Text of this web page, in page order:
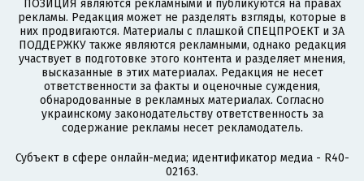
ПОЗИЦИЯ являются рекламными и публикуются на правах
рекламы. Редакция может не разделять взгляды, которые в
них продвигаются. Материалы с плашкой СПЕЦПРОЕКТ и ЗА
ПОДДЕРЖКУ также являются рекламными, однако редакция
участвует в подготовке этого контента и разделяет мнения,
высказанные в этих материалах. Редакция не несет
ответственности за факты и оценочные суждения,
обнародованные в рекламных материалах. Согласно
украинскому законодательству ответственность за
содержание рекламы несет рекламодатель.
Субъект в сфере онлайн-медиа; идентификатор медиа - R40-
02163.